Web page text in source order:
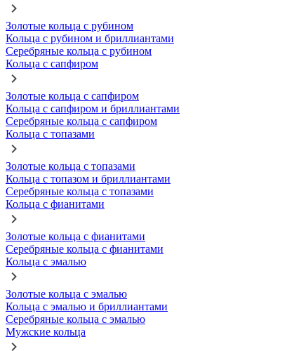
Золотые кольца с рубином
Кольца с рубином и бриллиантами
Серебряные кольца с рубином
Кольца с сапфиром
Золотые кольца с сапфиром
Кольца с сапфиром и бриллиантами
Серебряные кольца с сапфиром
Кольца с топазами
Золотые кольца с топазами
Кольца с топазом и бриллиантами
Серебряные кольца с топазами
Кольца с фианитами
Золотые кольца с фианитами
Серебряные кольца с фианитами
Кольца с эмалью
Золотые кольца с эмалью
Кольца с эмалью и бриллиантами
Серебряные кольца с эмалью
Мужские кольца